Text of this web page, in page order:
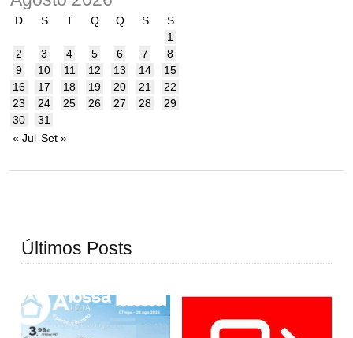
D S T Q Q S
S
1
2
3 4 5 6 7
8
9
10 11 12 13 14
15
16
17 18 19 20 21
22
23
24 25 26 27 28
29
30
31
« Jul Set »
Últimos Posts